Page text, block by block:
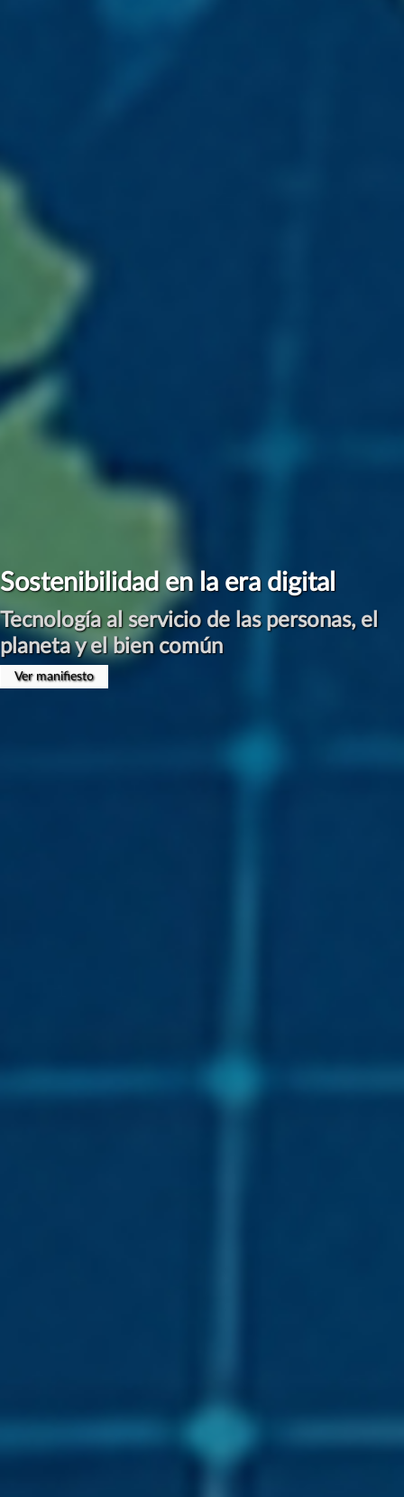
#ManifiestoInternetSostenible
Por una Digitalización Sostenible
Presentación en Congreso CLABE el 17 de Abril